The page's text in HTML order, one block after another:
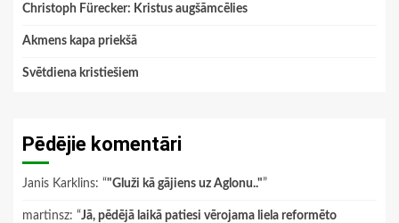
Christoph Fürecker: Kristus augšāmcēlies
Akmens kapa priekšā
Svētdiena kristiešiem
Pēdējie komentāri
Janis Karklins: “"Gluži kā gājiens uz Aglonu.."”
martinsz: “Jā, pēdējā laikā patiesi vērojama liela reformēto